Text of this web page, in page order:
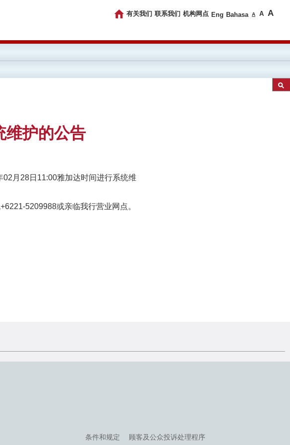
有关我们 联系我们 机构网点 Eng Bahasa A A A
维护的公告
月28日11:00雅加达时间进行系统维
5209988或亲临我行营业网点。
条件和规定 顾客及公众投诉处理程序